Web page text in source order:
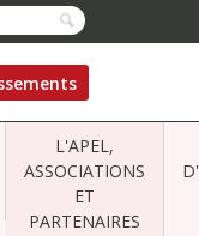
L'APEL,
ASSOCIATIONS
ET
PARTENAIRES